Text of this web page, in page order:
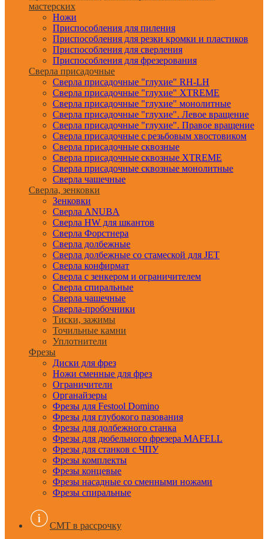
мастерских
Ножи
Приспособления для пиления
Приспособления для резки кромки и пластиков
Приспособления для сверления
Приспособления для фрезерования
Сверла присадочные
Сверла присадочные "глухие" RH-LH
Сверла присадочные "глухие" XTREME
Сверла присадочные "глухие" монолитные
Сверла присадочные "глухие". Левое вращение
Сверла присадочные "глухие". Правое вращение
Сверла присадочные с резьбовым хвостовиком
Сверла присадочные сквозные
Сверла присадочные сквозные XTREME
Сверла присадочные сквозные монолитные
Сверла чашечные
Сверла, зенковки
Зенковки
Сверла ANUBA
Сверла HW для шкантов
Сверла Форстнера
Сверла долбежные
Сверла долбежные со стамеской для JET
Сверла конфирмат
Сверла с зенкером и ограничителем
Сверла спиральные
Сверла чашечные
Сверла-пробочники
Тиски, зажимы
Точильные камни
Уплотнители
Фрезы
Диски для фрез
Ножи сменные для фрез
Ограничители
Органайзеры
Фрезы для Festool Domino
Фрезы для глубокого пазования
Фрезы для долбежного станка
Фрезы для дюбельного фрезера MAFELL
Фрезы для станков с ЧПУ
Фрезы комплекты
Фрезы концевые
Фрезы насадные со сменными ножами
Фрезы спиральные
CMT в рассрочку